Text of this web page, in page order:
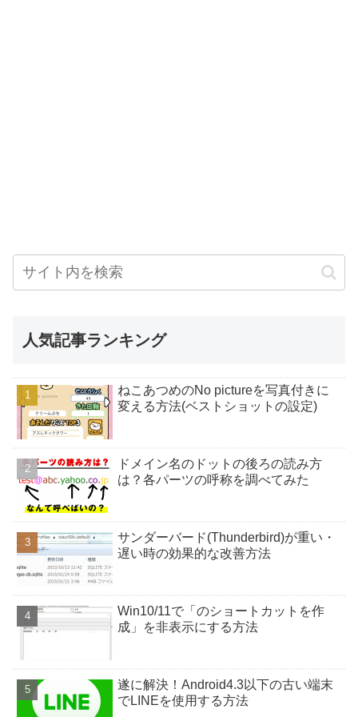
人気記事ランキング
ねこあつめのNo pictureを写真付きに
変える方法(ベストショットの設定)
ドメイン名のドットの後ろの読み方
は？各パーツの呼称を調べてみた
サンダーバード(Thunderbird)が重い・
遅い時の効果的な改善方法
Win10/11で「のショートカットを作
成」を非表示にする方法
遂に解決！Android4.3以下の古い端末
でLINEを使用する方法